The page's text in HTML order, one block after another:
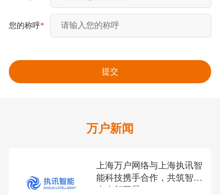
您的称呼*
万户新闻
上海万户网络与上海执讯智
能科技携手合作，共筑智联